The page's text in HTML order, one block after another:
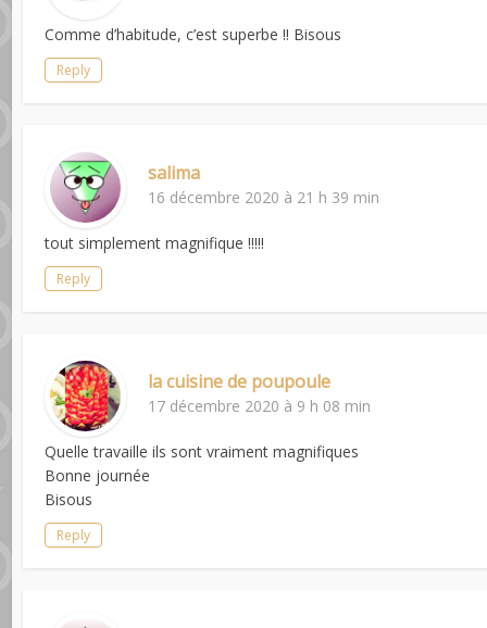
Comme d’habitude, c’est superbe !! Bisous
Reply
salima
16 décembre 2020 à 21 h 39 min
tout simplement magnifique !!!!!
Reply
la cuisine de poupoule
17 décembre 2020 à 9 h 08 min
Quelle travaille ils sont vraiment magnifiques
Bonne journée
Bisous
Reply